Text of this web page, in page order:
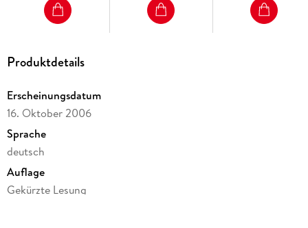
Produktdetails
Erscheinungsdatum
16. Oktober 2006
Sprache
deutsch
Auflage
Gekürzte Lesung